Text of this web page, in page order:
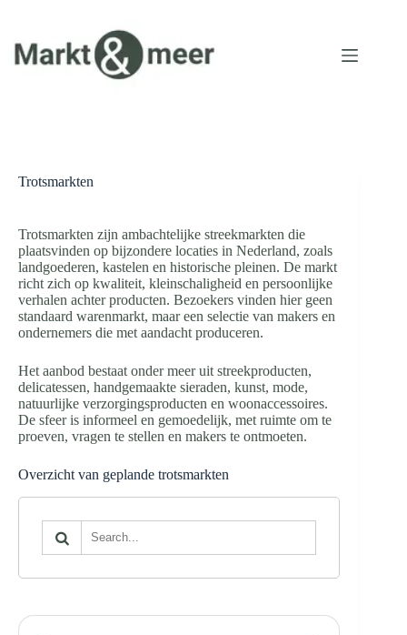
de
inhoud
Trotsmarkten
Trotsmarkten zijn ambachtelijke streekmarkten die
plaatsvinden op bijzondere locaties in Nederland, zoals
landgoederen, kastelen en historische pleinen. De markt
richt zich op kwaliteit, kleinschaligheid en persoonlijke
verhalen achter producten. Bezoekers vinden hier geen
standaard warenmarkt, maar een selectie van makers en
ondernemers die met aandacht produceren.
Het aanbod bestaat onder meer uit streekproducten,
delicatessen, handgemaakte sieraden, kunst, mode,
natuurlijke verzorgingsproducten en woonaccessoires.
De sfeer is informeel en gemoedelijk, met ruimte om te
proeven, vragen te stellen en makers te ontmoeten.
Overzicht van geplande trotsmarkten